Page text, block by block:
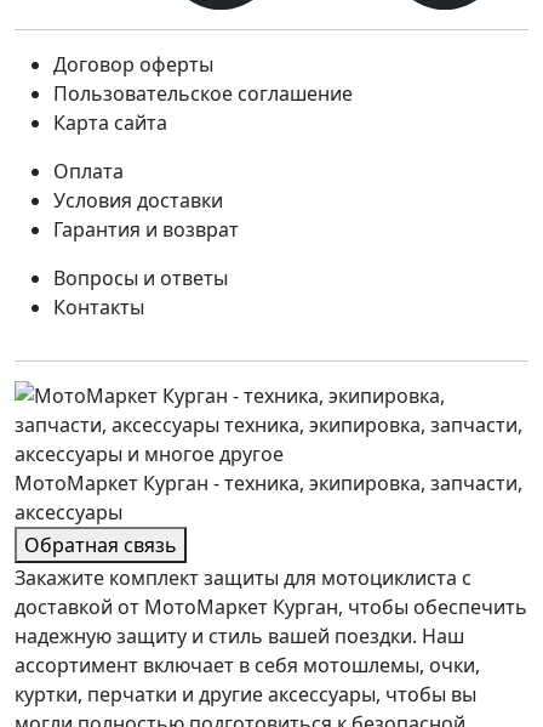
Договор оферты
Пользовательское соглашение
Карта сайта
Оплата
Условия доставки
Гарантия и возврат
Вопросы и ответы
Контакты
МотоМаркет Курган - техника, экипировка, запчасти,
аксессуары
Обратная связь
Закажите комплект защиты для мотоциклиста с
доставкой от МотоМаркет Курган, чтобы обеспечить
надежную защиту и стиль вашей поездки. Наш
ассортимент включает в себя мотошлемы, очки,
куртки, перчатки и другие аксессуары, чтобы вы